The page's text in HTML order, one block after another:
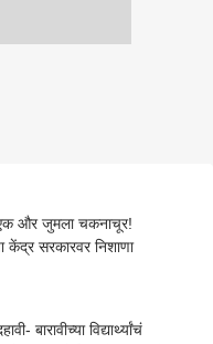
और जुमला चकनाचूर!
केंद्र सरकारवर निशाणा
बारावीच्या विद्यार्थ्यांचं